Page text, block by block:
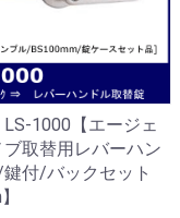
LS-1000【エージェ
取替用レバーハン
鍵付/バックセット